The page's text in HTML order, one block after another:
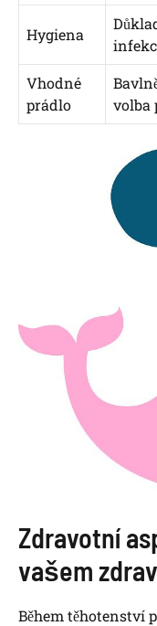
Hygiena
Vhodné
prádlo
volba
Zdravotní
vašem
Během těhotenství